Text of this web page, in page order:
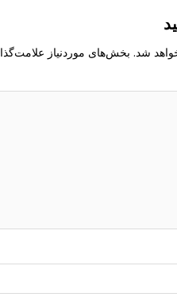
شد. بخش‌های موردنیاز